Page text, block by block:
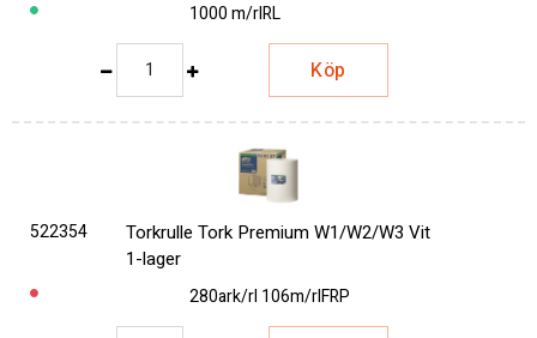
1000 m/rlRL
Köp
522354
Torkrulle Tork Premium W1/W2/W3 Vit
1-lager
280ark/rl 106m/rlFRP